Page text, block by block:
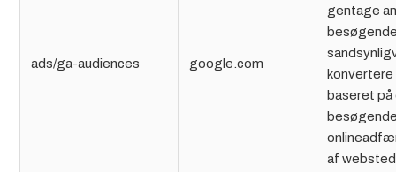
ads/ga-audiences google.com
gentage
konvertere
baseret på
af